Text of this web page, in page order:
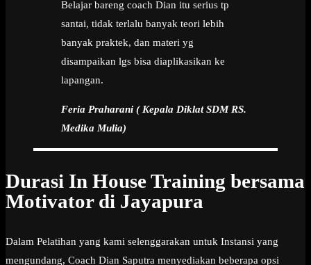
Belajar bareng coach Dian itu serius tp
santai, tidak terlalu banyak teori lebih
banyak praktek, dan materi yg
disampaikan lgs bisa diaplikasikan ke
lapangan.
Feria Praharani ( Kepala Diklat SDM RS.
Medika Mulia)
Durasi In House Training bersama
Motivator di Jayapura
Dalam Pelatihan yang kami selenggarakan untuk Instansi yang
mengundang, Coach Dian Saputra menyediakan beberapa opsi